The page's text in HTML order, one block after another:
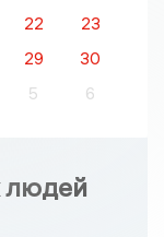
22
23
29
30
5 6
людей